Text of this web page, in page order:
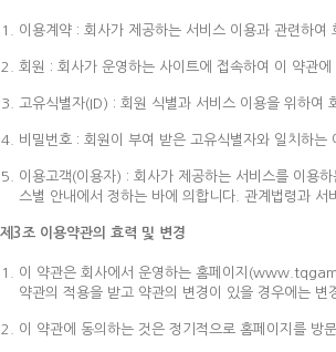
이용계약 : 회사가 제공하는 서비스 이용과 관련하
회원 : 회사가 운영하는 사이트에 접속하여 이 약관
고유식별자(ID) : 회원 식별과 서비스 이용을 위하여
비밀번호 : 회원이 부여 받은 고유식별자와 일치하
이용고객(이용자) : 회사가 제공하는 서비스를 이용
스별 안내에서 정하는 바에 의합니다. 관계법령과
제3조 이용약관의 효력 및 변경
이 약관은 회사에서 운영하는 홈페이지
약관의 적용을 받고 약관의 변경이 있을 경우에는
이 약관에 동의하는 것은 정기적으로 홈페이지를 방